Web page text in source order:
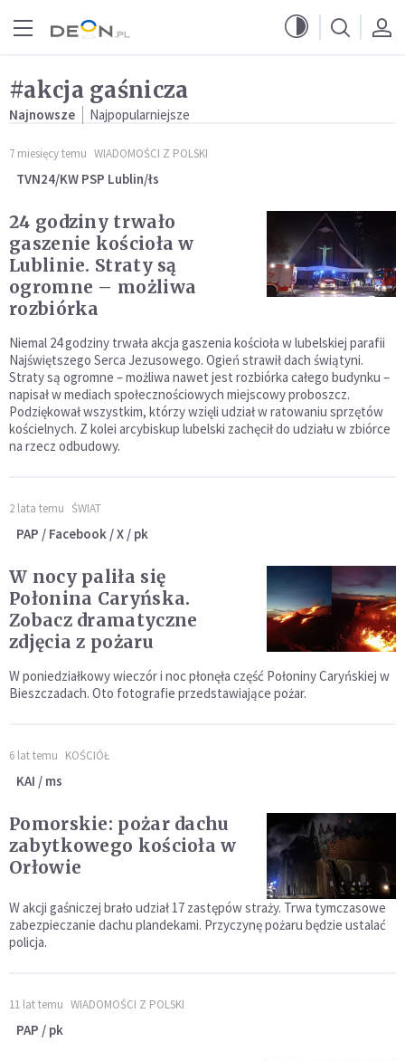
#akcja gaśnicza
Najnowsze Najpopularniejsze
7 miesięcy temu WIADOMOŚCI Z POLSKI
TVN24/KW PSP Lublin/łs
24 godziny trwało
gaszenie kościoła w
Lublinie. Straty są
ogromne – możliwa
rozbiórka
Niemal 24 godziny trwała akcja gaszenia kościoła w lubelskiej parafii
Najświętszego Serca Jezusowego. Ogień strawił dach świątyni.
Straty są ogromne – możliwa nawet jest rozbiórka całego budynku –
napisał w mediach społecznościowych miejscowy proboszcz.
Podziękował wszystkim, którzy wzięli udział w ratowaniu sprzętów
kościelnych. Z kolei arcybiskup lubelski zachęcił do udziału w zbiórce
na rzecz odbudowy.
2 lata temu ŚWIAT
PAP / Facebook / X / pk
W nocy paliła się
Połonina Caryńska.
Zobacz dramatyczne
zdjęcia z pożaru
W poniedziałkowy wieczór i noc płonęła część Połoniny Caryńskiej w
Bieszczadach. Oto fotografie przedstawiające pożar.
6 lat temu KOŚCIÓŁ
KAI / ms
Pomorskie: pożar dachu
zabytkowego kościoła w
Orłowie
W akcji gaśniczej brało udział 17 zastępów straży. Trwa tymczasowe
zabezpieczanie dachu plandekami. Przyczynę pożaru będzie ustalać
policja.
11 lat temu WIADOMOŚCI Z POLSKI
PAP / pk